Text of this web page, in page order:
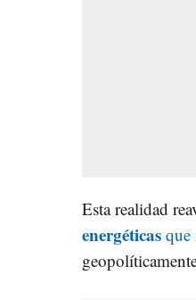
Esta realidad
energéticas que